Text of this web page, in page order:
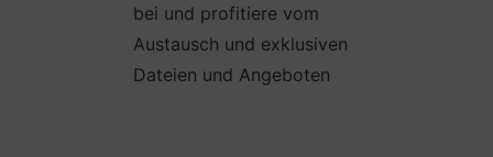
bei und profitiere vom
Austausch und exklusiven
Dateien und Angeboten